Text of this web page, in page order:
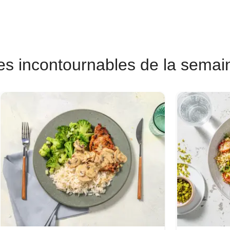
incontournables de la